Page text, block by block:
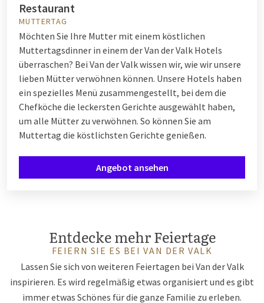
Restaurant
MUTTERTAG
Möchten Sie Ihre Mutter mit einem köstlichen
Muttertagsdinner in einem der Van der Valk Hotels
überraschen? Bei Van der Valk wissen wir, wie wir unsere
lieben Mütter verwöhnen können. Unsere Hotels haben
ein spezielles Menü zusammengestellt, bei dem die
Chefköche die leckersten Gerichte ausgewählt haben,
um alle Mütter zu verwöhnen. So können Sie am
Muttertag die köstlichsten Gerichte genießen.
Angebot ansehen
Entdecke mehr Feiertage
FEIERN SIE ES BEI VAN DER VALK
Lassen Sie sich von weiteren Feiertagen bei Van der Valk
inspirieren. Es wird regelmäßig etwas organisiert und es gibt
immer etwas Schönes für die ganze Familie zu erleben.